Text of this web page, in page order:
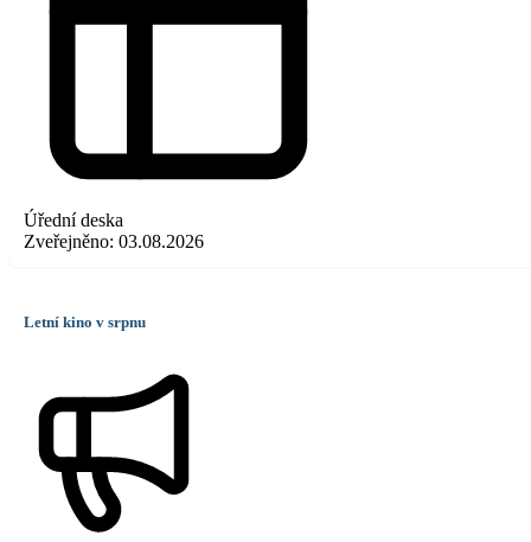
Úřední deska
Zveřejněno: 03.08.2026
Letní kino v srpnu